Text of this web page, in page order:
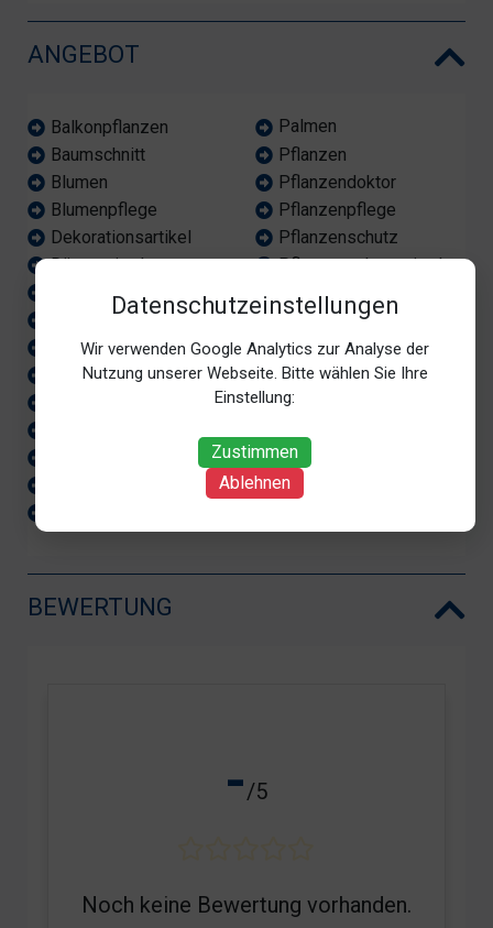
Datenschutzeinstellungen
Wir verwenden Google Analytics zur Analyse der
Nutzung unserer Webseite. Bitte wählen Sie Ihre
Einstellung:
Zustimmen
Ablehnen
ANGEBOT
Balkonpflanzen
Baumschnitt
Blumen
Blumenpflege
Dekorationsartikel
Düngemittel
Gartengefäße
Gartengestaltung
Gartenpflege
Palmen
Pflanzen
Pflanzendoktor
Pflanzenpflege
Pflanzenschutz
Pflanzenschutzmittel
Rollrasen
Stauden
Steinarbeiten
Sämereien
Terrassengestaltung
Zaunbau
Ziersträucher
BEWERTUNG
-/5
Noch keine Bewertung vorhanden.